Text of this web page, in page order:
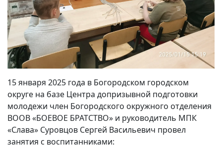
15 января 2025 года в Богородском городском
округе на базе Центра допризывной подготовки
молодежи член Богородского окружного отделения
ВООВ «БОЕВОЕ БРАТСТВО» и руководитель МПК
«Слава» Суровцов Сергей Васильевич провел
занятия с воспитанниками: